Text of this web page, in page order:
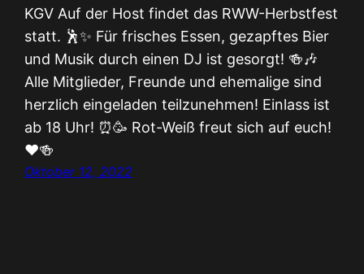
KGV Auf der Host findet das RWW-Herbstfest
statt. 🕺✨ Für frisches Essen, gezapftes Bier
und Musik durch einen DJ ist gesorgt! 🍻🎶
Alle Mitglieder, Freunde und ehemalige sind
herzlich eingeladen teilzunehmen! Einlass ist
ab 18 Uhr! ⏰🥳 Rot-Weiß freut sich auf euch!
❤🍻
Oktober 12, 2022